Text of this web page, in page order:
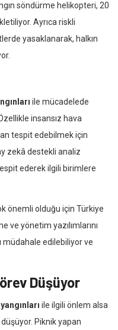
söndürme helikopteri, 20
Ayrıca riskli
yasaklanarak, halkın
ile mücadelede
insansız hava
tespit edebilmek için
zekâ destekli analiz
ederek ilgili birimlere
önemli olduğu için Türkiye
ve yönetim yazılımlarını
müdahale edilebiliyor ve
Düşüyor
ile ilgili önlem alsa
Piknik yapan